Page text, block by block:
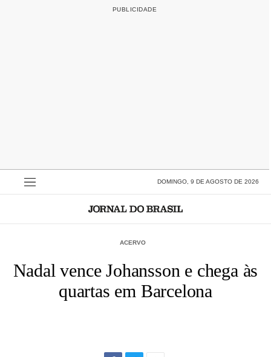
DOMINGO, 9 DE AGOSTO DE 2026
ACERVO
Nadal vence Johansson e chega às
quartas em Barcelona